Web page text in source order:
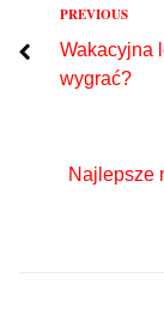
Nawigacja
wpisu
Previous
PREVIOUS
Wakacyjna
wygrać?
Najlepsze